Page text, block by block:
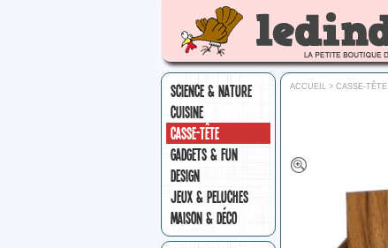
SCIENCE & NATURE
CUISINE
CASSE-TÊTE
GADGETS & FUN
DESIGN
JEUX & PELUCHES
MAISON & DÉCO
ACCUEIL > CASSE-TÊTE